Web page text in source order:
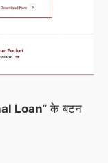
Loan” के बटन